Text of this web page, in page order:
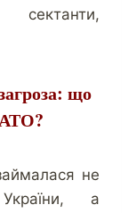
сектанти,
що
не
а